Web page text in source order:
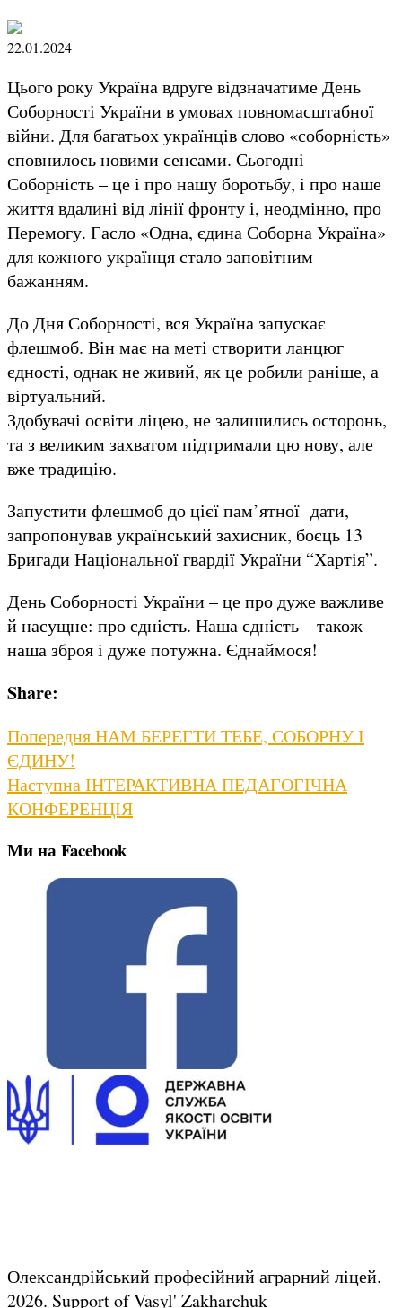
22.01.2024
Цього року Україна вдруге відзначатиме День
Соборності України в умовах повномасштабної
війни. Для багатьох українців слово «соборність»
сповнилось новими сенсами. Сьогодні
Соборність – це і про нашу боротьбу, і про наше
життя вдалині від лінії фронту і, неодмінно, про
Перемогу. Гасло «Одна, єдина Соборна Україна»
для кожного українця стало заповітним
бажанням.
До Дня Соборності, вся Україна запускає
флешмоб. Він має на меті створити ланцюг
єдності, однак не живий, як це робили раніше, а
віртуальний.
Здобувачі освіти ліцею, не залишились осторонь,
та з великим захватом підтримали цю нову, але
вже традицію.
Запустити флешмоб до цієї пам’ятної дати,
запропонував український захисник, боєць 13
Бригади Національної гвардії України “Хартія”.
День Соборності України – це про дуже важливе
й насущне: про єдність. Наша єдність – також
наша зброя і дуже потужна. Єднаймося!
Share:
Навігація
записів
ПопередняPrevious
НАМ БЕРЕГТИ ТЕБЕ, СОБОРНУ І
ЄДИНУ!
НаступнаNext
post:
ІНТЕРАКТИВНА ПЕДАГОГІЧНА
КОНФЕРЕНЦІЯ
Ми на Facebook
Олександрійський професійний аграрний ліцей.
2026. Support of Vasyl' Zakharchuk